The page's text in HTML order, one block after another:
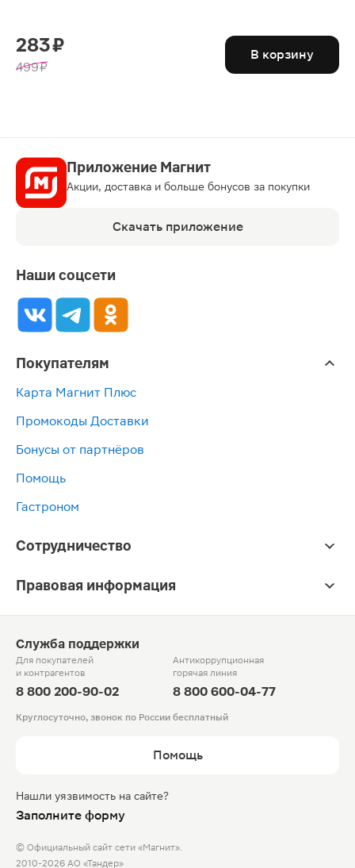
283 ₽
499 ₽
В корзину
Приложение Магнит
Акции, доставка и больше бонусов за покупки
Скачать приложение
Наши соцсети
Покупателям
Карта Магнит Плюс
Промокоды Доставки
Бонусы от партнёров
Помощь
Гастроном
Сотрудничество
Правовая информация
Служба поддержки
Для покупателей
и контрагентов
8 800 200-90-02
Антикоррупционная
горячая линия
8 800 600-04-77
Круглосуточно, звонок по России бесплатный
Помощь
Нашли уязвимость на сайте?
Заполните форму
© Официальный сайт сети «Магнит».
2010-2026 АО «Тандер»